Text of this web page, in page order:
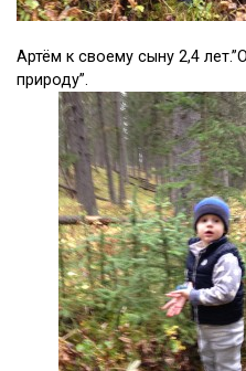
Артём к своему сыну 2,4